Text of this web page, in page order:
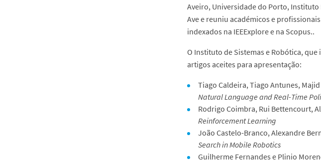
Aveiro, Universidade do Porto,
Ave e reuniu académicos e
indexados na IEEExplore e na Scopus..
O Instituto de Sistemas e Robótica,
artigos aceites para apresentação:
Tiago Caldeira, Tiago Antunes,
Natural Language and Real-Time
Rodrigo Coimbra, Rui Bettencourt,
Reinforcement Learning
João Castelo-Branco, Alexandre
Search in Mobile Robotics
Guilherme Fernandes e Plinio